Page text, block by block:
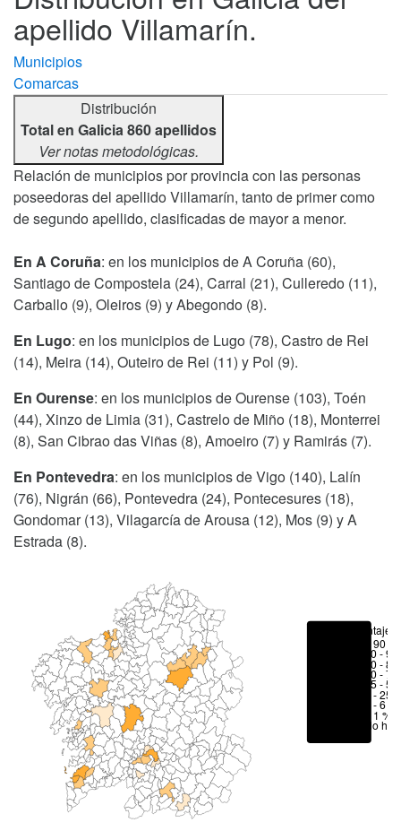
apellido Villamarín.
Municipios
Comarcas
Distribución
Total en Galicia 860 apellidos
Ver notas metodológicas.
Relación de municipios por provincia con las personas
poseedoras del apellido Villamarín, tanto de primer como
de segundo apellido, clasificadas de mayor a menor.
En A Coruña: en los municipios de A Coruña (60),
Santiago de Compostela (24), Carral (21), Culleredo (11),
Carballo (9), Oleiros (9) y Abegondo (8).
En Lugo: en los municipios de Lugo (78), Castro de Rei
(14), Meira (14), Outeiro de Rei (11) y Pol (9).
En Ourense: en los municipios de Ourense (103), Toén
(44), Xinzo de Limia (31), Castrelo de Miño (18), Monterrei
(8), San Cibrao das Viñas (8), Amoeiro (7) y Ramirás (7).
En Pontevedra: en los municipios de Vigo (140), Lalín
(76), Nigrán (66), Pontevedra (24), Pontecesures (18),
Gondomar (13), Vilagarcía de Arousa (12), Mos (9) y A
Estrada (8).
Porcentajes
> 90 %
80 -
70 -
50 -
25 -
6 - 25
1 - 6 %
< 1 %
No hay